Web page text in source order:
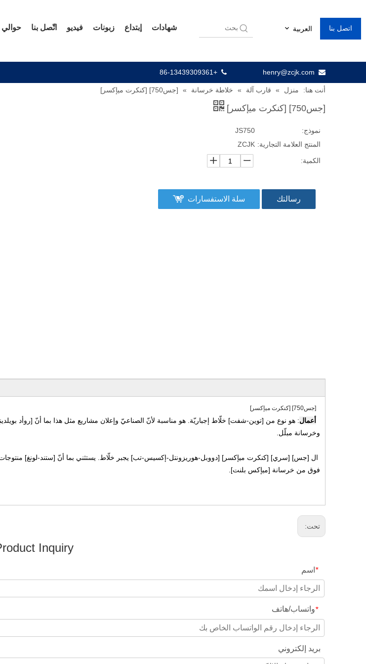

+86-13439309361 
اتّصل بنا فيديو زبونات إبتداع شهادات العربية اتصل بنا
أنت هنا: منزل » قارب آلة » خلاطة خرسانة » [جس750] [كنكرت ميإكسر]
[جس750] [كنكرت ميإكسر]
نموذج:
JS750
المنتج العلامة التجارية: ZCJK
الكمية:
رسالتك سلة الاستفسارات
[جس750] [كنكرت ميإكسر]
أعمال: هو نوع من [توين-شفت] خلّاط إجباريّة. هو مناسبة لأنّ الصناعيّ وإعلان مشاريع مثل هذا بما أنّ [روأد
وخرسانة مبلّل.
ال [جس] [سري] [كنكرت ميإكسر] [دووبل-هوريزونتل-إكسيس-تب] يجبر خلّاط. يستثني بما أنّ [ستند-لونغ]
فوق من خرسانة [ميإكس بلنت].
تحت:
Inquiry
* اسم
*واتساب/هاتف
بريد إلكتروني